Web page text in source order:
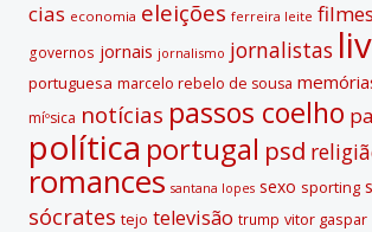
cias economia eleições ferreira leite filmes
governos jornais jornalismo jornalistas
portuguesa marcelo rebelo de sousa
míºsica notí­cias passos coelho
polí­tica portugal psd
romances santana lopes sexo sporting
sócrates tejo televisão trump vitor gaspar